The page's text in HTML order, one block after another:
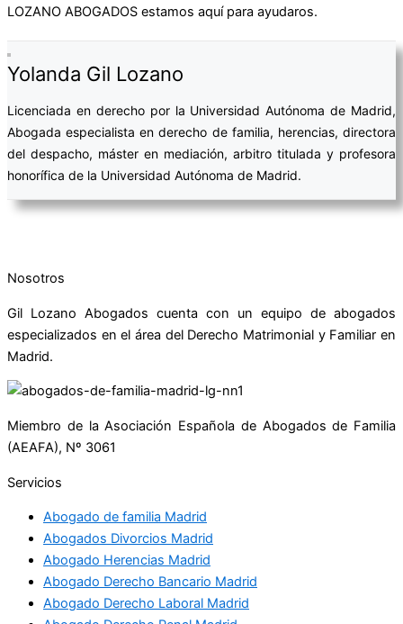
LOZANO ABOGADOS estamos aquí para ayudaros.
Yolanda Gil Lozano
Licenciada en derecho por la Universidad Autónoma de Madrid,
Abogada especialista en derecho de familia, herencias, directora
del despacho, máster en mediación, arbitro titulada y profesora
honorífica de la Universidad Autónoma de Madrid.
Nosotros
Gil Lozano Abogados cuenta con un equipo de abogados
especializados en el área del Derecho Matrimonial y Familiar en
Madrid.
Miembro de la Asociación Española de Abogados de Familia
(AEAFA), Nº 3061
Servicios
Abogado de familia Madrid
Abogados Divorcios Madrid
Abogado Herencias Madrid
Abogado Derecho Bancario Madrid
Abogado Derecho Laboral Madrid